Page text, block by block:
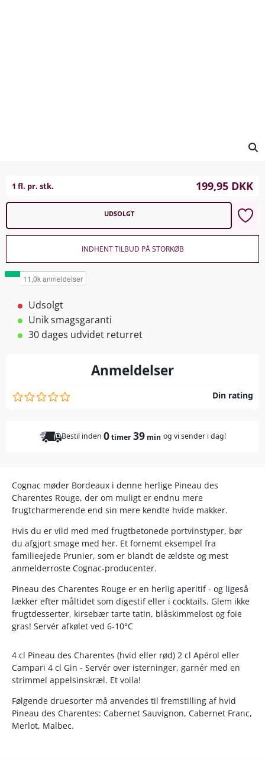
1 fl. pr. stk. 199,95 DKK
UDSOLGT
INDHENT TILBUD PÅ STORKØB
Udsolgt
Unik smagsgaranti
30 dages udvidet returret
Anmeldelser
Din rating
Bestil inden 0timer39 min og vi sender i dag!
Cognac møder Bordeaux i denne herlige Pineau des
Charentes Rouge, der om muligt er endnu mere
frugtcharmerende end sin mere kendte hvide makker.
Hvis du er vild med med frugtbetonede portvinstyper, bør
du afgjort smage med her. Et fornemt eksempel fra
familieejede Prunier, som er blandt de ældste og mest
anmelderroste Cognac-producenter.
Pineau des Charentes Rouge er en herlig aperitif - og ligeså
lækker efter måltidet som digestif eller i cocktails. Glem ikke
frugtdesserter, kirsebær tarte tatin, blåskimmelost og foie
gras! Servér afkølet ved 6-10°C
4 cl Pineau des Charentes (hvid eller rød) 2 cl Apérol eller
Campari 4 cl Gin - Servér over isterninger, garnér med en
strimmel appelsinskræl. Et voila!
Følgende druesorter må anvendes til fremstilling af hvid
Pineau des Charentes: Cabernet Sauvignon, Cabernet Franc,
Merlot, Malbec.